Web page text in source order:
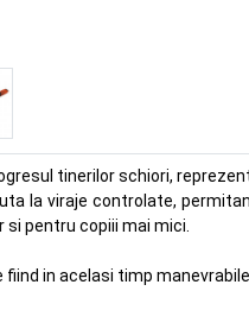
tinerilor schiori,
la viraje controlate,
pentru copiii mai mici.
in acelasi timp